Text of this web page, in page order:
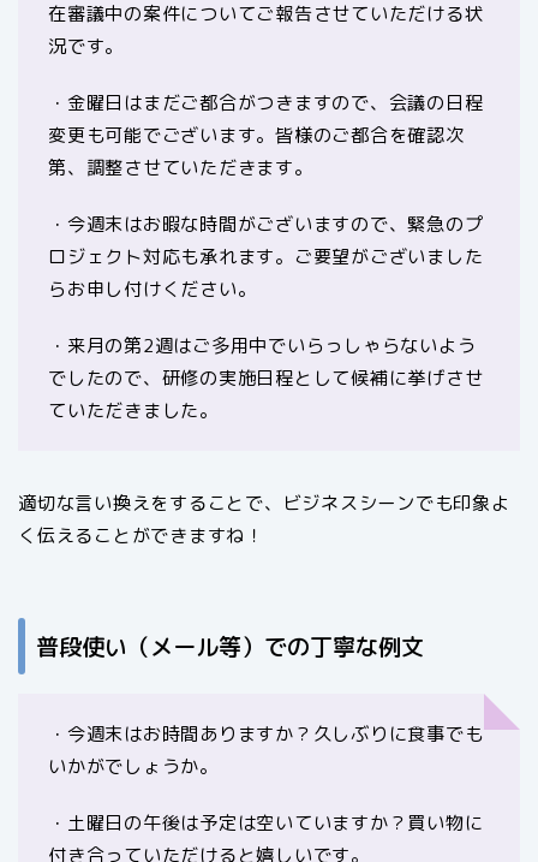
在審議中の案件についてご報告させていただける状
況です。
・金曜日はまだご都合がつきますので、会議の日程
変更も可能でございます。皆様のご都合を確認次
第、調整させていただきます。
・今週末はお暇な時間がございますので、緊急のプ
ロジェクト対応も承れます。ご要望がございました
らお申し付けください。
・来月の第2週はご多用中でいらっしゃらないよう
でしたので、研修の実施日程として候補に挙げさせ
ていただきました。
適切な言い換えをすることで、ビジネスシーンでも印象よ
く伝えることができますね！
普段使い（メール等）での丁寧な例文
・今週末はお時間ありますか？久しぶりに食事でも
いかがでしょうか。
・土曜日の午後は予定は空いていますか？買い物に
付き合っていただけると嬉しいです。